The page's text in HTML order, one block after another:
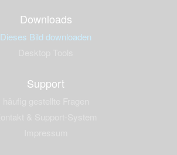
Downloads
Dieses Bild downloaden
Support